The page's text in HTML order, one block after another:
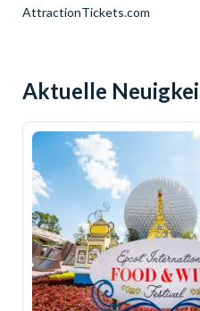
AttractionTickets.com
Aktuelle